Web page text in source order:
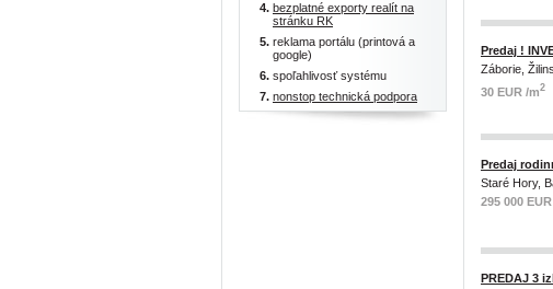
bezplatné exporty realít na
stránku RK
reklama portálu (printová a
google)
spoľahlivosť systému
nonstop technická podpora
Predaj !
Záborie,
30 EUR /m2
Predaj
Staré Hory,
295 000 EUR
PREDAJ 3